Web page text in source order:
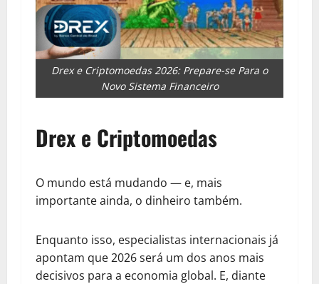
Drex e Criptomoedas 2026: Prepare-se Para o
Novo Sistema Financeiro
Drex e Criptomoedas
O mundo está mudando — e, mais
importante ainda, o dinheiro também.
Enquanto isso, especialistas internacionais já
apontam que 2026 será um dos anos mais
decisivos para a economia global. E, diante